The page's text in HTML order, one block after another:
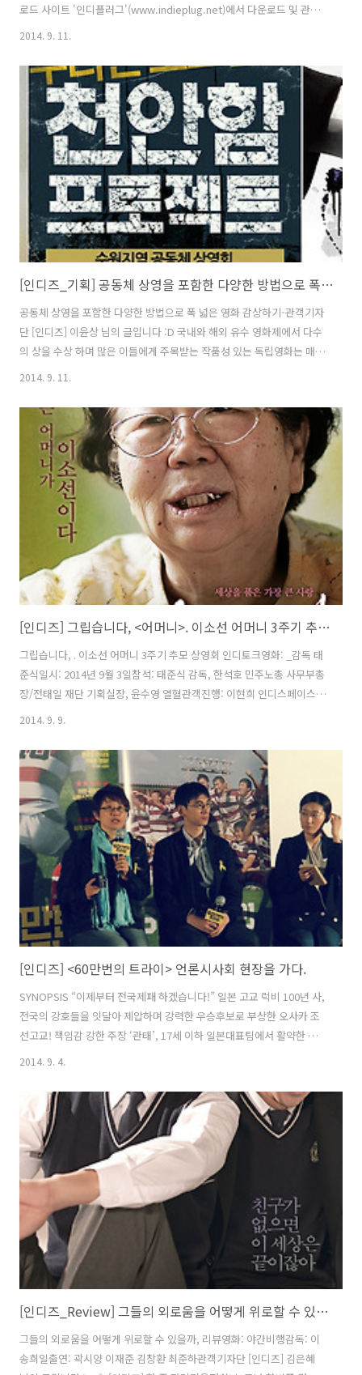
로드 사이트 '인디플러그'(www.indieplug.net)에서 다운로드 및 관람
이 가능합니다 :D [인디즈_Choice] 끝나지 않은 세월들을 제대로 기억
않은 이 감독은 2년전 로 세상을 놀라게 했다. 유수 영화제에서 수많은 상
을 휩쓸었다는 수식어 없이도 는 흑백 화면의 미장센과 쉽지 않은 제주
이야기를 함께 담은 대단한 영화이다. 오멸 감독은 제주도 출신으로 제주
도라는 공간과 그곳에 사는 사람들의 이야기를 꾸준히 영화에 담아왔다.
은 제주 4.3에 관한 영화이다. 미군정이 배후에 있는 ..
2014. 9. 11.
[인디즈_기획] 공동체 상영을 포함한 다양한 방법으로 폭 넓은 영화 감상하기
공동체 상영을 포함한 다양한 방법으로 폭 넓은 영화 감상하기-관객기자
단 [인디즈] 이윤상 님의 글입니다 :D 국내와 해외 유수 영화제에서 다수
의 상을 수상 하며 많은 이들에게 주목받는 작품성 있는 독립영화는 매년
늘어나고 있다. 사회 여러 분야에 대해 목소리를 높이는 다큐멘터리 영화
영화까지 작품성 있는 독립영화의 활약들은 최근 들어 더 눈에 띈다. 그
러나 대형 투자, 배급사의 영화들에 밀려 독립영화들은 화제가 되고 작품
성을 인정받았음에도 불구하고 영화를 상영할 상영관을 마련하는 일이
쉽지 않다. 또한 구조적, 정치적 문제로 인해 사회현상을 고발하는 영화
들은 상영관을 찾기가 더 힘들다. 올해 초 대기업 삼성반도체를 상대로
최초 산재 인정 ..
2014. 9. 11.
[인디즈] 그립습니다, <어머니>. 이소선 어머니 3주기 추모 상영회 인디토크
그립습니다, . 이소선 어머니 3주기 추모 상영회 인디토크영화: _감독 태
준식일시: 2014년 9월 3일참석: 태준식 감독, 한석호 민주노총 사무부총
장/전태일 재단 기획실장, 윤수영 열혈관객진행: 이현희 인디스페이스
프로그래머관객기자단 [인디즈] 신효진 님의 글입니다 :D “우리는 모두
고리끼 이소선 어머니는 옛날에 읽었던 막심 고리끼의 ‘어머니’를 생각나
게 하는 분이었다. “내가 정말 노동자의 어머니인데 뭐..” 라며 ‘노동자의
어머니’라는 그 무거워 보이는 수식어에 대해서 아무렇지 않은 듯 웃으시
며 이야기하시던 어머니. 여름이 다 지나가도록 여전히 광화문 광장이 북
적이는 가운데 이소선 어머님이 더욱더 그립다. 그리운 어머니를 영..
2014. 9. 9.
[인디즈] <60만번의 트라이> 언론시사회 현장을 가다.
SYNOPSIS “이제부터 전국제패 하겠습니다!” 일본 고교 럭비 100년 사,
전국의 강호들을 잇달아 제압하며 강력한 우승후보로 부상한 오사카 조
선고교! 책임감 강한 주장 ‘관태’, 17세 이하 일본대표팀에서 활약한 에
이스 ‘유인’, 럭비부 브레인 부주장 ‘용휘’, 개그 담당 후보 ‘상현’ 그리고
앞둔 마지막 전국대회인 ‘하나조노’ 우승을 목표로 구슬땀을 흘린다. 하
지만 뜻하지 않게 찾아 온 부상과 선수들 사이의 오해와 분열, 갑작스러
운 오사카 시의 보조금 동결이라는 최악의 소식까지 전해지는데…‘하나,
믿음, 승리’라는 구호 아래, 과연 그들은 전국제패의 꿈을 이룰 수 있을
까? INFORMATION제목 : 60만번의 트라이 (60万..
2014. 9. 4.
[인디즈_Review] 그들의 외로움을 어떻게 위로할 수 있을까, <야간비행> 리뷰
그들의 외로움을 어떻게 위로할 수 있을까, 리뷰영화: 야간비행감독: 이
송희일출연: 곽시양 이재준 김창환 최준하관객기자단 [인디즈] 김은혜